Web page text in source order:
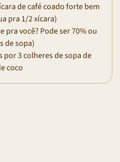
de café coado forte bem
pra 1/2 xícara)
pra você? Pode ser 70% ou
de sopa)
por 3 colheres de sopa de
coco